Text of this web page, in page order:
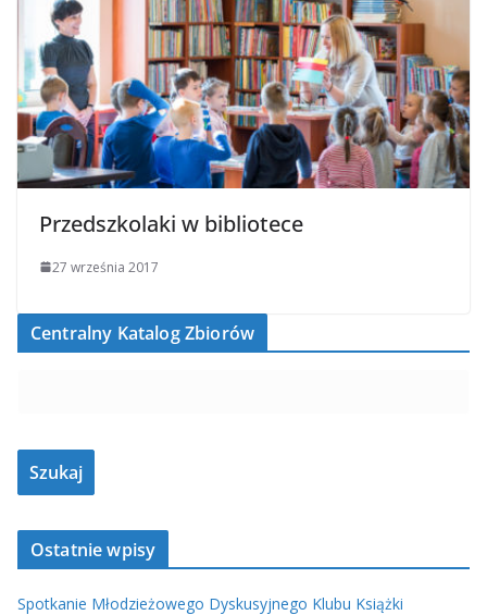
Przedszkolaki w bibliotece
27 września 2017
Centralny Katalog Zbiorów
Ostatnie wpisy
Spotkanie Młodzieżowego Dyskusyjnego Klubu Książki